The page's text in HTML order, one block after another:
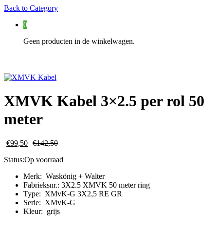
Back to Category
0
Geen producten in de winkelwagen.
XMVK Kabel 3×2.5 per rol 50
meter
€99,50 €142,50
Status:Op voorraad
Merk: Waskönig + Walter
Fabrieksnr.: 3X2.5 XMVK 50 meter ring
Type: XMvK-G 3X2,5 RE GR
Serie: XMvK-G
Kleur: grijs